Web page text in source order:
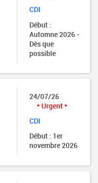
CDI
Début :
Automne 2026 -
Dès que
possible
24/07/26
Urgent
CDI
Début : 1er
novembre 2026